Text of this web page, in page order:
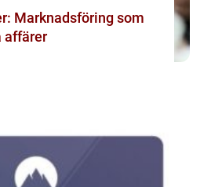
Marknadsföring som
affärer